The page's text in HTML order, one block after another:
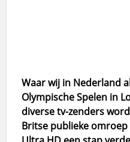
Waar wij in Nederland
Olympische Spelen in
diverse tv-zenders
Britse publieke omroep